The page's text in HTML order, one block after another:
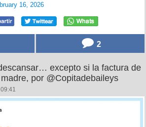
16, 2026
2
excepto si la factura de
por @Copitadebaileys